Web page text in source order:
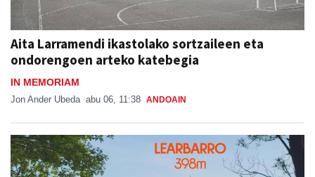
Aita Larramendi ikastolako sortzaileen eta
ondorengoen arteko katebegia
IN MEMORIAM
Jon Ander Ubeda abu 06, 11:38 ANDOAIN